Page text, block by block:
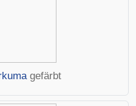
gefärbt